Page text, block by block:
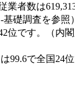
業者数は
礎調査を参照）
位です。（内
99.6で全国24